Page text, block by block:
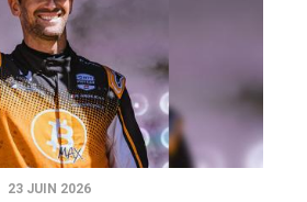
23 JUIN 2026